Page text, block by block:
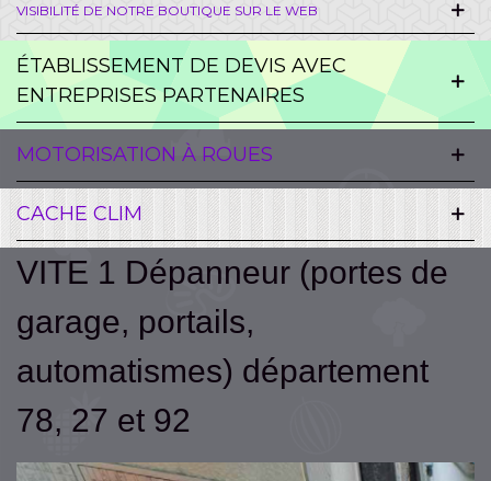
VISIBILITÉ DE NOTRE BOUTIQUE SUR LE WEB
ÉTABLISSEMENT DE DEVIS AVEC
ENTREPRISES PARTENAIRES
MOTORISATION À ROUES
CACHE CLIM
VITE 1 Dépanneur (portes de
garage, portails,
automatismes) département
78, 27 et 92